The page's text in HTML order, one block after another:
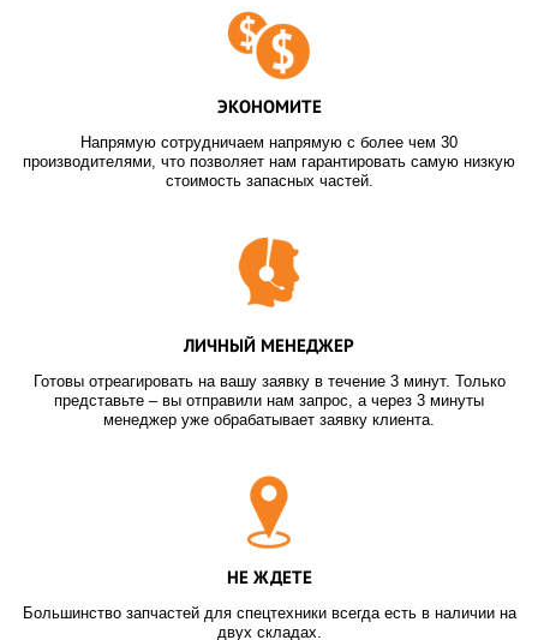
ЭКОНОМИТЕ
Напрямую сотрудничаем напрямую с более чем 30
производителями, что позволяет нам гарантировать самую низкую
стоимость запасных частей.
ЛИЧНЫЙ МЕНЕДЖЕР
Готовы отреагировать на вашу заявку в течение 3 минут. Только
представьте – вы отправили нам запрос, а через 3 минуты
менеджер уже обрабатывает заявку клиента.
НЕ ЖДЕТЕ
Большинство запчастей для спецтехники всегда есть в наличии на
двух складах.